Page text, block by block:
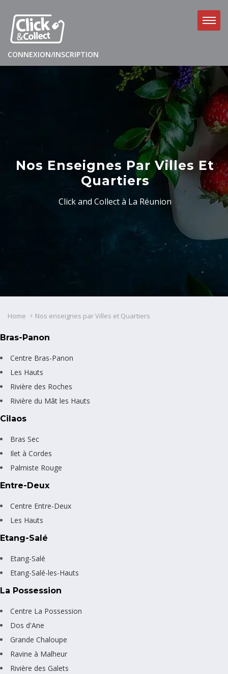
CONNEXION/INSCRIPTION
Nos Enseignes Par Villes Et
Quartiers
Click and Collect à La Réunion
Home Nos enseignes par Villes et Quartiers
Bras-Panon
Centre Bras-Panon
Les Hauts
Rivière des Roches
Rivière du Mât les Hauts
Cilaos
Bras Sec
Ilet à Cordes
Palmiste Rouge
Entre-Deux
Centre Entre-Deux
Les Hauts
Etang-Salé
Etang-Salé
Etang-Salé-les-Hauts
La Possession
Centre La Possession
Dos d'Ane
Grande Chaloupe
Ravine à Malheur
Rivière des Galets